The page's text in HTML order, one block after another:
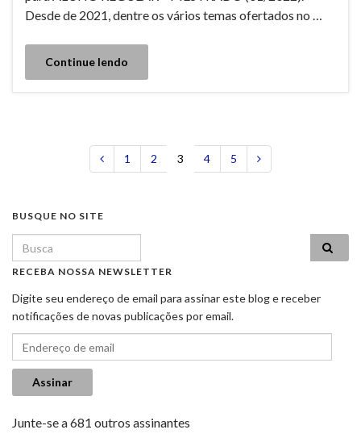
Desde de 2021, dentre os vários temas ofertados no …
Continue lendo
1 2 3 4 5
BUSQUE NO SITE
Search for:
RECEBA NOSSA NEWSLETTER
Digite seu endereço de email para assinar este blog e receber
notificações de novas publicações por email.
Endereço de email
Assinar
Junte-se a 681 outros assinantes